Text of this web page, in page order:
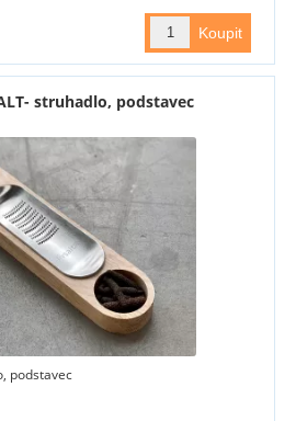
struhadlo, podstavec
podstavec